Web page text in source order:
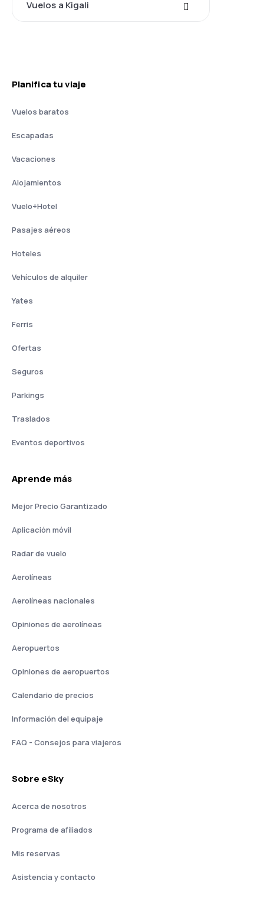
Vuelos a Kigali
Planifica tu viaje
Vuelos baratos
Escapadas
Vacaciones
Alojamientos
Vuelo+Hotel
Pasajes aéreos
Hoteles
Vehículos de alquiler
Yates
Ferris
Ofertas
Seguros
Parkings
Traslados
Eventos deportivos
Aprende más
Mejor Precio Garantizado
Aplicación móvil
Radar de vuelo
Aerolíneas
Aerolíneas nacionales
Opiniones de aerolíneas
Aeropuertos
Opiniones de aeropuertos
Calendario de precios
Información del equipaje
FAQ - Consejos para viajeros
Sobre eSky
Acerca de nosotros
Programa de afiliados
Mis reservas
Asistencia y contacto